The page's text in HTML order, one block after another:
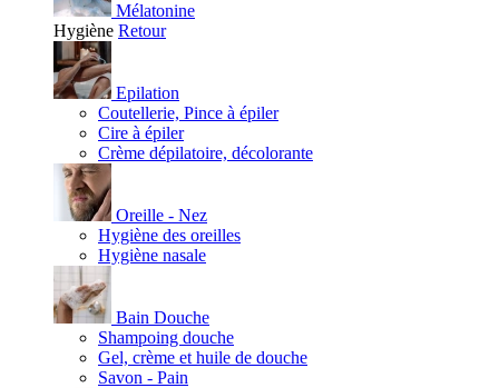
Mélatonine
Hygiène Retour
Epilation
Coutellerie, Pince à épiler
Cire à épiler
Crème dépilatoire, décolorante
Oreille - Nez
Hygiène des oreilles
Hygiène nasale
Bain Douche
Shampoing douche
Gel, crème et huile de douche
Savon - Pain